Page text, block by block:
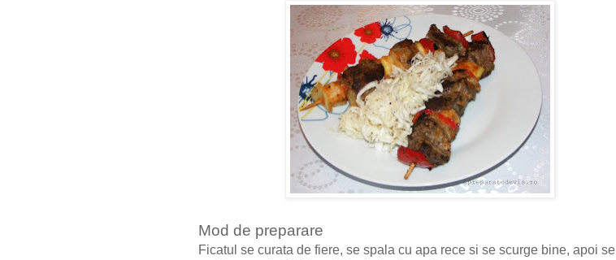
Mod de preparare
Ficatul se curata de fiere, se spala cu apa rece si se scurge bine, apoi se